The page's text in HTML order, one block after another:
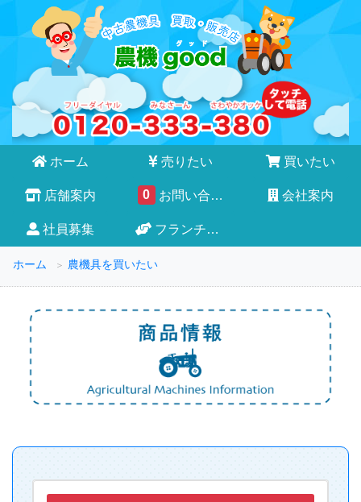
ホーム 売りたい 買いたい
店舗案内 0 お問い合わせ 会社案内
社員募集 フランチャイズ
ホーム 農機具を買いたい